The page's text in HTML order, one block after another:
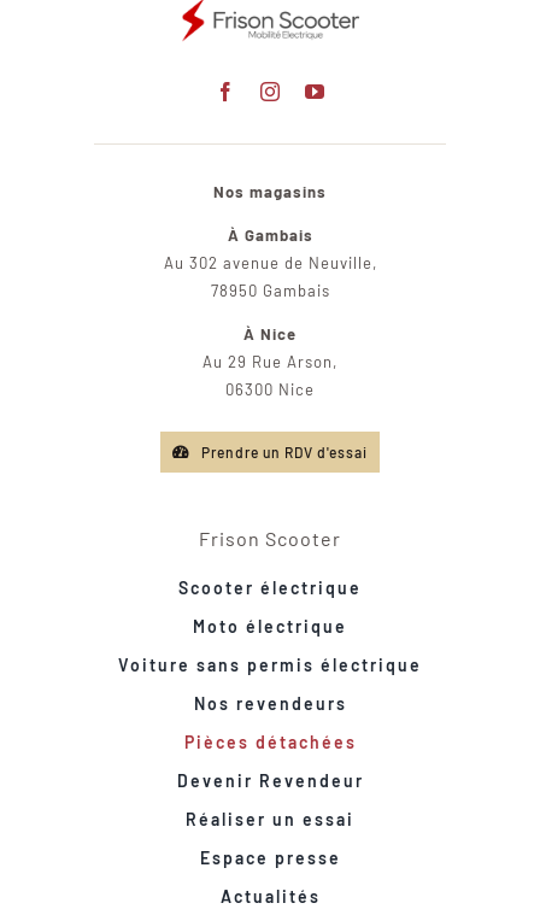
Nos magasins
À Gambais
Au 302 avenue de Neuville,
78950 Gambais
À Nice
Au 29 Rue Arson,
06300 Nice
Prendre un RDV d'essai
Frison Scooter
Scooter électrique
Moto électrique
Voiture sans permis électrique
Nos revendeurs
Pièces détachées
Devenir Revendeur
Réaliser un essai
Espace presse
Actualités